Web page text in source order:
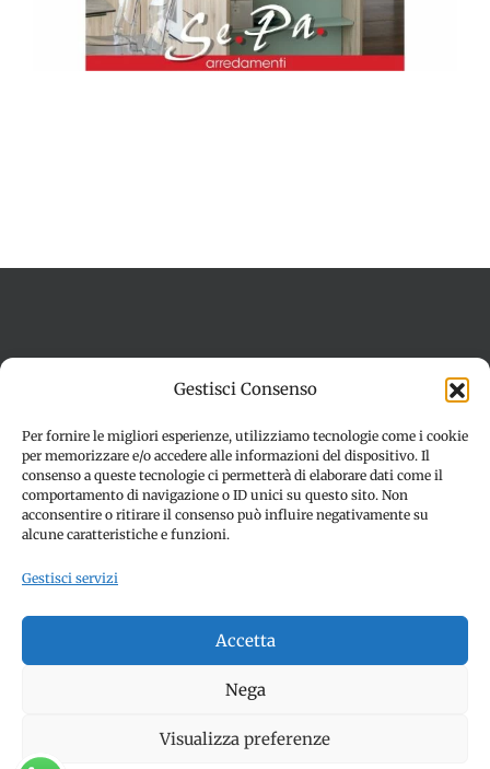
Gestisci Consenso
Per fornire le migliori esperienze, utilizziamo tecnologie come i cookie
per memorizzare e/o accedere alle informazioni del dispositivo. Il
consenso a queste tecnologie ci permetterà di elaborare dati come il
comportamento di navigazione o ID unici su questo sito. Non
acconsentire o ritirare il consenso può influire negativamente su
alcune caratteristiche e funzioni.
Gestisci servizi
Accetta
Nega
Visualizza preferenze
Dichiarazione sulla Privacy (UE)
Disconoscimento
© Copyright 2012 -2026 | SPETTACOLI EVENTI - CIVITANOVA
MARCHE (MC) - Partita iva: 01907890436 | ALL RIGHTS
RESERVED | Made with ❤️ by